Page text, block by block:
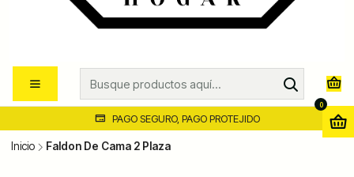
0
PAGO SEGURO, PAGO PROTEJIDO
Inicio Faldon De Cama 2 Plaza